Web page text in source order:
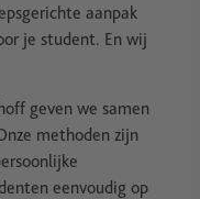
aanpak
je student. En wij
geven we samen
methoden zijn
eenvoudig op